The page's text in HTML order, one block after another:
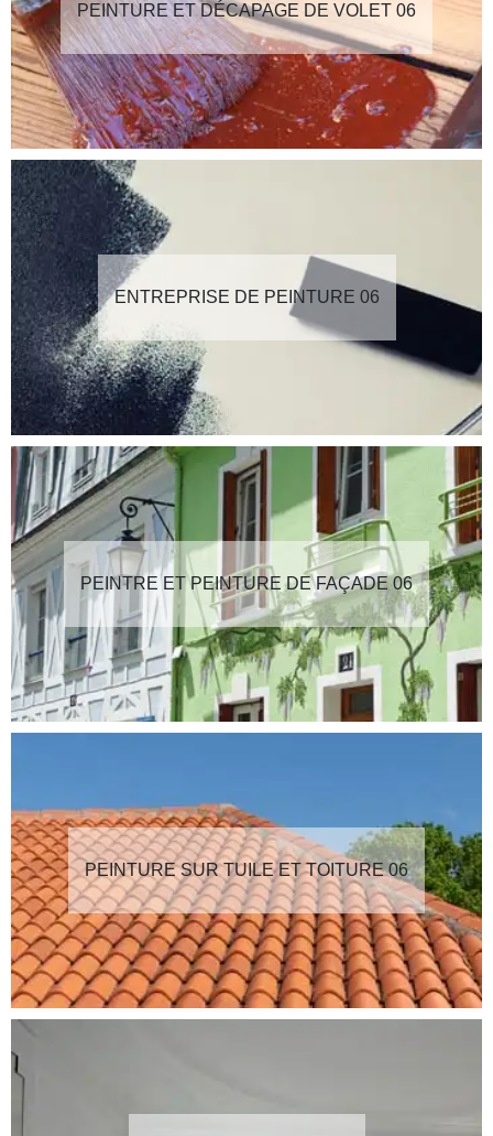
PEINTURE ET DÉCAPAGE DE VOLET 06
ENTREPRISE DE PEINTURE 06
PEINTRE ET PEINTURE DE FAÇADE 06
PEINTURE SUR TUILE ET TOITURE 06